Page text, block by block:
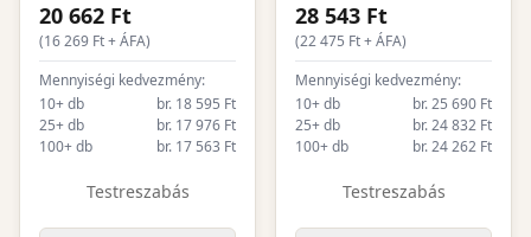
20 662 Ft
(16 269 Ft + ÁFA)
Mennyiségi kedvezmény:
10+ db
br. 18 595 Ft
25+ db
br. 17 976 Ft
100+ db
br. 17 563 Ft
Testreszabás
28 543 Ft
(22 475 Ft + ÁFA)
Mennyiségi kedvezmény:
10+ db
br. 25 690 Ft
25+ db
br. 24 832 Ft
100+ db
br. 24 262 Ft
Testreszabás